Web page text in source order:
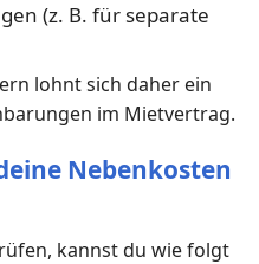
(z. B. für separate
lohnt sich daher ein
im Mietvertrag.
Nebenkosten
kannst du wie folgt